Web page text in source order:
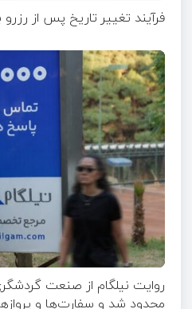
فرآیند تغییر تاریخ پس از
روایت نیلگام از صنعت
محدود شد و سفارت‌ها و